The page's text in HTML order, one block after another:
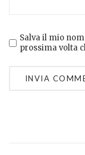
Salva il mio
prossima volta